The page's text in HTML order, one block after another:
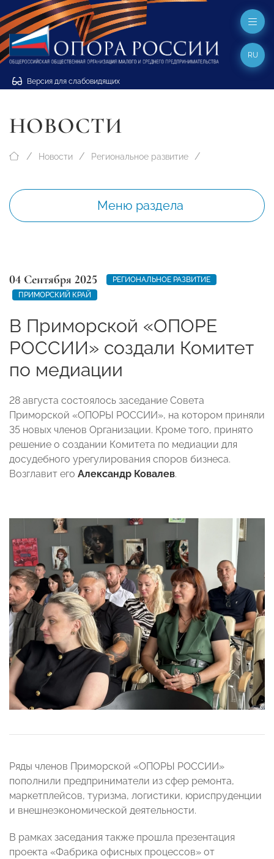
Версия для слабовидящих
RU
НОВОСТИ
Новости Региональное развитие
Меню раздела
04 Сентября 2025
РЕГИОНАЛЬНОЕ РАЗВИТИЕ
ПРИМОРСКИЙ КРАЙ
В Приморской «ОПОРЕ
РОССИИ» создали Комитет
по медиации
28 августа состоялось заседание Совета
Приморской «ОПОРЫ РОССИИ», на котором приняли
35 новых членов Организации. Кроме того, принято
решение о создании Комитета по медиации для
досудебного урегулирования споров бизнеса.
Возглавит его Александр Ковалев.
Ряды членов Приморской «ОПОРЫ РОССИИ»
пополнили предприниматели из сфер ремонта,
маркетплейсов, туризма, логистики, юриспруденции
и внешнеэкономической деятельности.
В рамках заседания также прошла презентация
проекта «Фабрика офисных процессов» от